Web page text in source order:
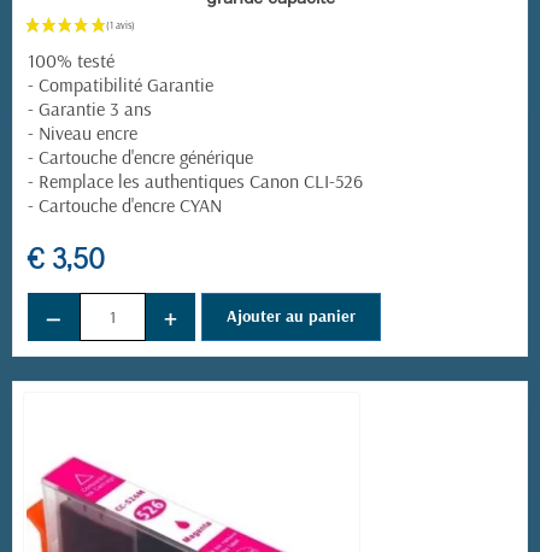
100% testé
- Compatibilité Garantie
- Garantie 3 ans
- Niveau encre
- Cartouche d'encre générique
- Remplace les authentiques Canon CLI-526
- Cartouche d'encre CYAN
€ 3,50
− + Ajouter au panier